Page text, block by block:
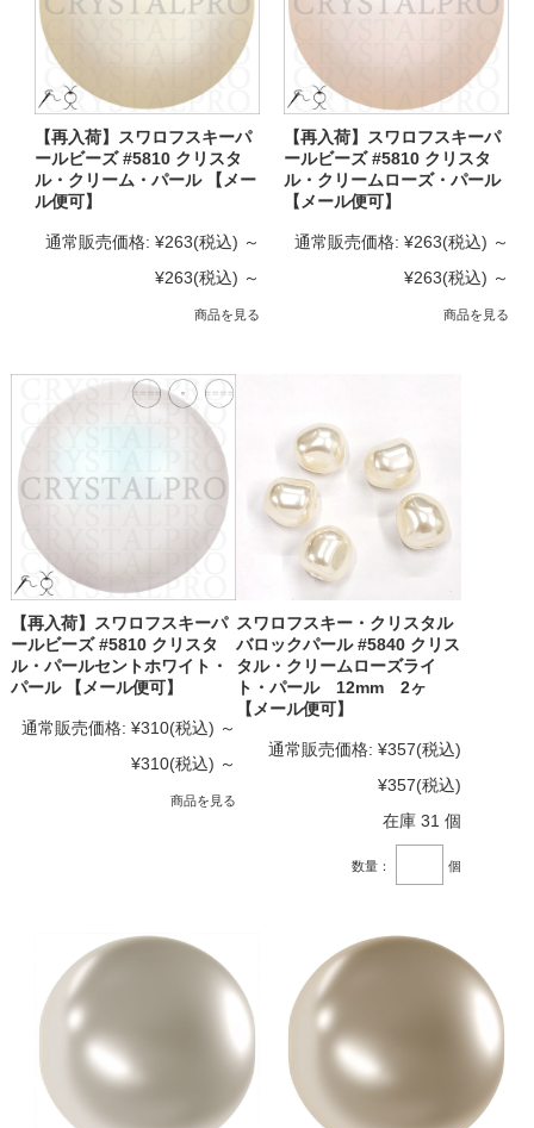
【再入荷】スワロフスキーパ
ールビーズ #5810 クリスタ
ル・クリーム・パール 【メー
ル便可】
通常販売価格: ¥263(税込) ～
¥263(税込) ～
商品を見る
【再入荷】スワロフスキーパ
ールビーズ #5810 クリスタ
ル・クリームローズ・パール
【メール便可】
通常販売価格: ¥263(税込) ～
¥263(税込) ～
商品を見る
【再入荷】スワロフスキーパ
ールビーズ #5810 クリスタ
ル・パールセントホワイト・
パール 【メール便可】
通常販売価格: ¥310(税込) ～
¥310(税込) ～
商品を見る
スワロフスキー・クリスタル
バロックパール #5840 クリス
タル・クリームローズライ
ト・パール 12mm 2ヶ
【メール便可】
通常販売価格: ¥357(税込)
¥357(税込)
在庫 31 個
数量： 個